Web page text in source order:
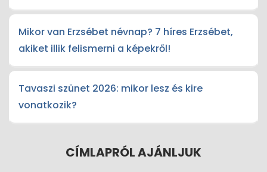
Mikor van Erzsébet névnap? 7 híres Erzsébet,
akiket illik felismerni a képekről!
Tavaszi szünet 2026: mikor lesz és kire
vonatkozik?
CÍMLAPRÓL AJÁNLJUK